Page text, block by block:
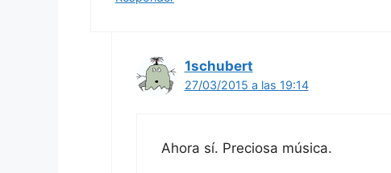
1schubert
27/03/2015 a las 19:14
Ahora sí. Preciosa música.